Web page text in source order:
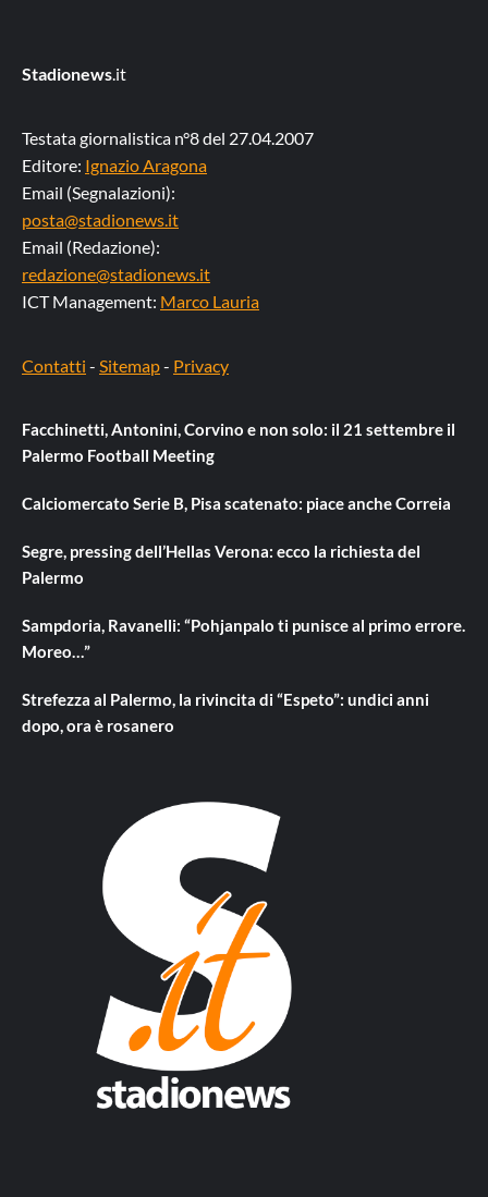
Stadionews .it
Testata giornalistica n°8 del 27.04.2007
Editore: Ignazio Aragona
Email (Segnalazioni):
posta@stadionews.it
Email (Redazione):
redazione@stadionews.it
ICT Management: Marco Lauria
Contatti - Sitemap- Privacy
Facchinetti, Antonini, Corvino e non solo: il 21 settembre il
Palermo Football Meeting
Calciomercato Serie B, Pisa scatenato: piace anche Correia
Segre, pressing dell’Hellas Verona: ecco la richiesta del
Palermo
Sampdoria, Ravanelli: “Pohjanpalo ti punisce al primo errore.
Moreo…”
Strefezza al Palermo, la rivincita di “Espeto”: undici anni
dopo, ora è rosanero